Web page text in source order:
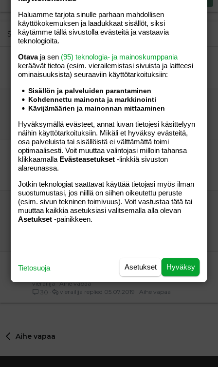
18
22
26
Tahoma
Times New Roman
Trebuchet MS
Similar threads
Mamut vievät meidän miehet 😱
vierailija Aihe vapaa
4
Aihe vapaa
15.02.2026
vierailija
Mamunaiset vievät suomalaisista jännämiehistä
parhaat
23
Aihe vapaa
18.05.2026
vierailija
Miehet! Minttu K. takaapäin Sampon
kuvaamana, hot or not?
vierailija
Niin sitä pitää. Ottakaa mallia miehet!
Raspikurkulla on lapsia viiden naisen kanssa,
nykyinen vaimo on esikoistakin 8 v nuorempi :)
Idioottifillaristien mielestä huonosti liikkuvaa
vanhusta ei saisi auttaa kotiinsa
vierailija Aihe vapaa
30
Aihe vapaa
05.07.2019
vierailija
Aihe vapaa
Haluamme tarjota sinulle parhaan mahdollisen
käyttökokemuksen ja laadukkaat sisällöt, siksi
käytämme tällä sivustolla evästeitä ja vastaavia
teknologioita.
Otavaja sen (95) teknologia- ja mainoskumppania
keräävät tietoa (esim. vierailemis­tasi sivuista ja laitteesi
ominaisuuk­sista) seuraaviin käyttötarkoituksiin:
Sisällön ja palveluiden parantaminen
Kohdennettu mainonta ja markkinointi
Kävijämäärien ja mainonnan mittaaminen
Hyväksymällä evästeet, annat luvan tietojesi käsittelyyn
näihin käyttötarkoituksiin. Mikäli et hyväksy evästeitä,
osa palveluista tai sisällöistä ei välttämättä toimi
optimaalisesti. Voit muuttaa valintojasi milloin tahansa
klikkaamalla Evästeasetukset -linkkiä sivuston
alareunassa.
Jotkin teknologiat saattavat käyttää tietojasi myös ilman
suostumustasi, jos niillä on siihen oikeutettu peruste
(esim. sivun tekninen toimivuus). Voit vastustaa tätä tai
muuttaa kaikkia asetuksiasi valitsemalla alla olevan
Asetukset -painikkeen.
Hyväksy
Asetukset
Tietosuoja